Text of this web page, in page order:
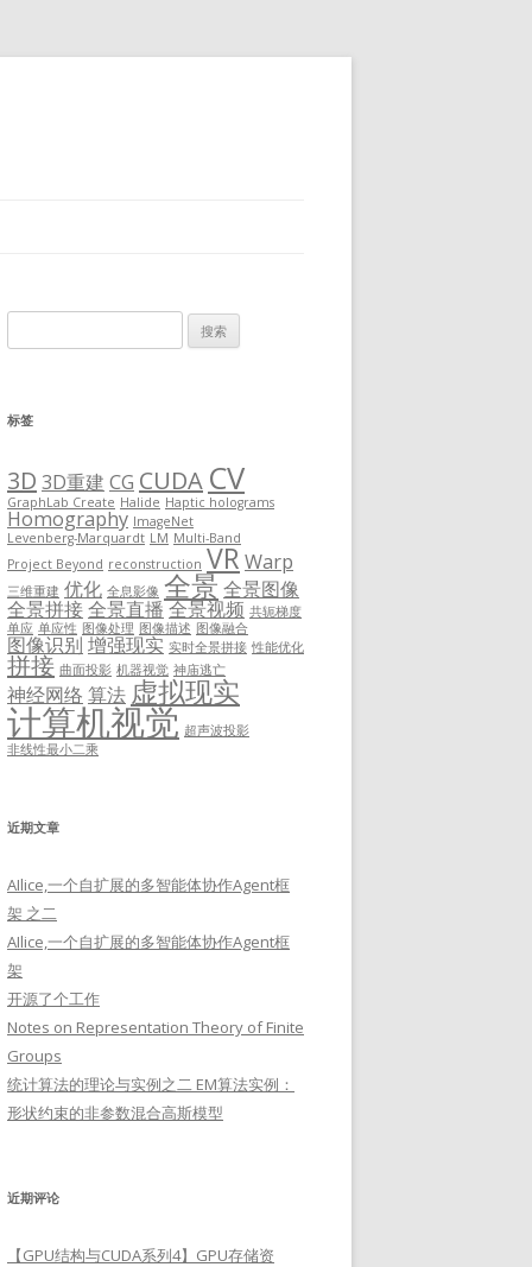
索：
标签
3D 3D重建 CG CUDA CV
GraphLab Create Halide Haptic holograms
Homography ImageNet
Levenberg-Marquardt LM Multi-Band
Project Beyond reconstruction VRWarp
三维重建 优化 全息影像 全景全景图像
全景拼接全景直播 全景视频 共轭梯度
单应 单应性 图像处理 图像描述 图像融合
图像识别 增强现实 实时全景拼接 性能优化
拼接 曲面投影 机器视觉 神庙逃亡
神经网络 算法 虚拟现实
计算机视觉 超声波投影
非线性最小二乘
近期文章
AIlice,一个自扩展的多智能体协作Agent框
架 之二
AIlice,一个自扩展的多智能体协作Agent框
架
开源了个工作
Notes on Representation Theory of Finite
Groups
统计算法的理论与实例之二 EM算法实例：
形状约束的非参数混合高斯模型
近期评论
【GPU结构与CUDA系列4】GPU存储资